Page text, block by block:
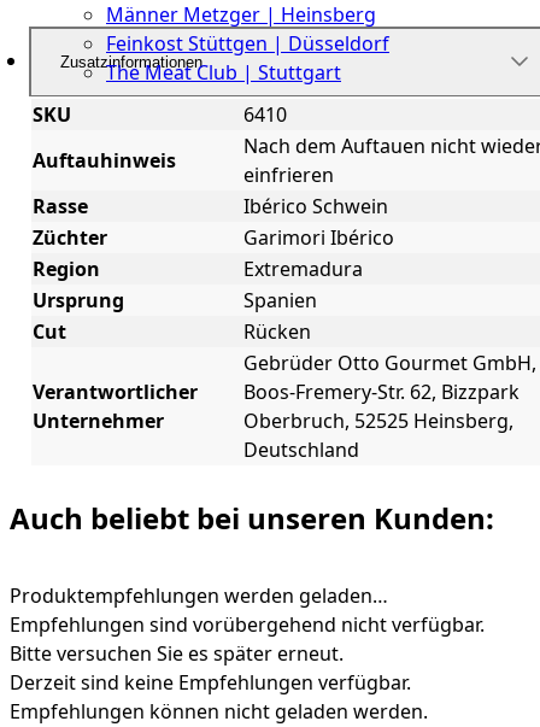
Männer Metzger | Heinsberg
Feinkost Stüttgen | Düsseldorf
The Meat Club | Stuttgart
Geschäftskunden
Zusatzinformationen
SKU
6410
Auftauhinweis
Nach dem Auftauen nicht
einfrieren
Rasse
Ibérico Schwein
Züchter
Garimori Ibérico
Region
Extremadura
Ursprung
Spanien
Cut
Rücken
Verantwortlicher
Unternehmer
Gebrüder Otto Gourmet GmbH,
Boos-Fremery-Str. 62, Bizzpark
Oberbruch, 52525 Heinsberg,
Deutschland
Auch beliebt bei unseren Kunden:
Produktempfehlungen werden geladen…
Empfehlungen sind vorübergehend nicht verfügbar.
Bitte versuchen Sie es später erneut.
Derzeit sind keine Empfehlungen verfügbar.
Empfehlungen können nicht geladen werden.